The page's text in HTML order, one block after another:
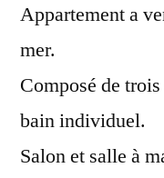
Appartement a
mer.
Composé de
bain individuel.
Salon et salle à